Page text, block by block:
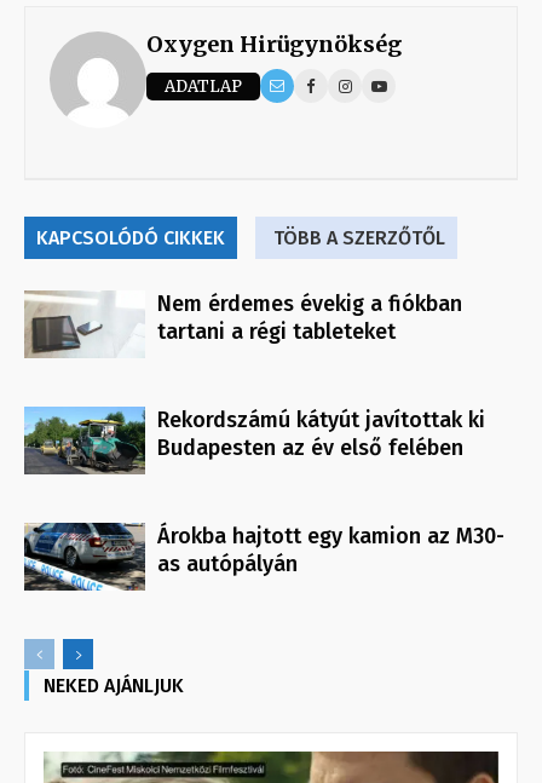
Oxygen Hirügynökség
ADATLAP
KAPCSOLÓDÓ CIKKEK TÖBB A SZERZŐTŐL
Nem érdemes évekig a fiókban
tartani a régi tableteket
Rekordszámú kátyút javítottak ki
Budapesten az év első felében
Árokba hajtott egy kamion az M30-
as autópályán
NEKED AJÁNLJUK